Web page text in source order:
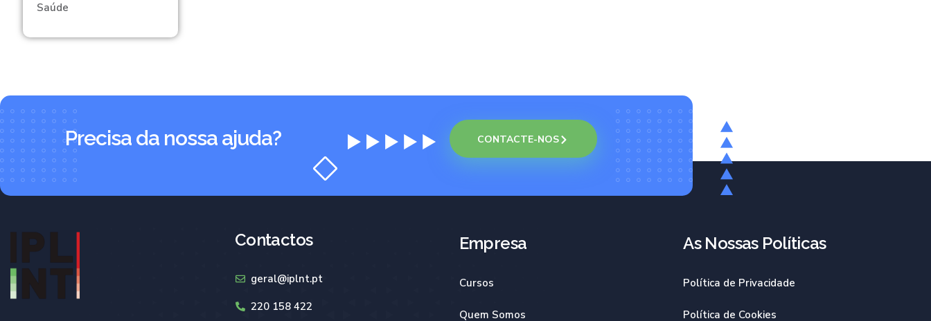
Saúde
Precisa da nossa ajuda? CONTACTE-NOS
Contactos
geral@iplnt.pt
220 158 422
Empresa
Cursos
Quem Somos
As Nossas Políticas​
Política de Privacidade
Política de Cookies